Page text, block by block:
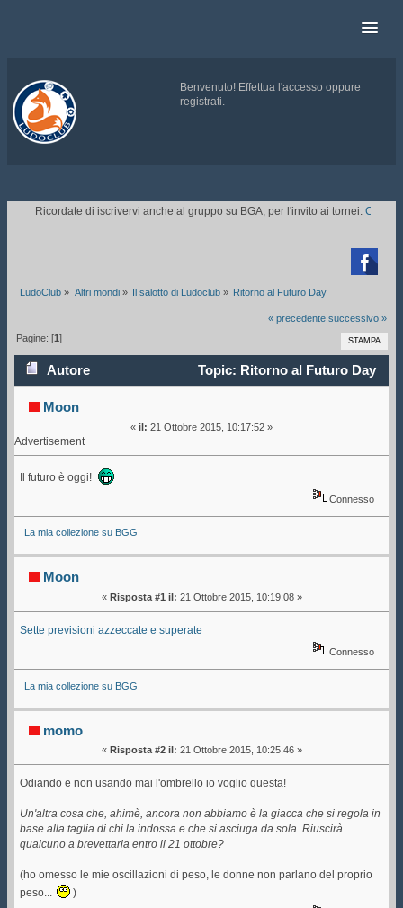
Benvenuto! Effettua l'accesso oppure
registrati.
.
Ricordate di iscrivervi anche al gruppo su BGA, per l'invito ai tornei.

LudoClub » Altri mondi» Il salotto di Ludoclub» Ritorno al Futuro Day
« precedente successivo »
STAMPA
Pagine: [1]
Autore
Topic: Ritorno al Futuro Day
(Letto 128318 volte)
Moon
« il: 21 Ottobre 2015, 10:17:52 »
Advertisement
Il futuro è oggi!
Connesso
La mia collezione su BGG
Moon
« Risposta #1 il: 21 Ottobre 2015, 10:19:08 »
Sette previsioni azzeccate e superate
Connesso
La mia collezione su BGG
momo
« Risposta #2 il: 21 Ottobre 2015, 10:25:46 »
Odiando e non usando mai l'ombrello io voglio questa!
Un'altra cosa che, ahimè, ancora non abbiamo è la giacca che si regola in
base alla taglia di chi la indossa e che si asciuga da sola. Riuscirà
qualcuno a brevettarla entro il 21 ottobre?
(ho omesso le mie oscillazioni di peso, le donne non parlano del proprio
peso...
)